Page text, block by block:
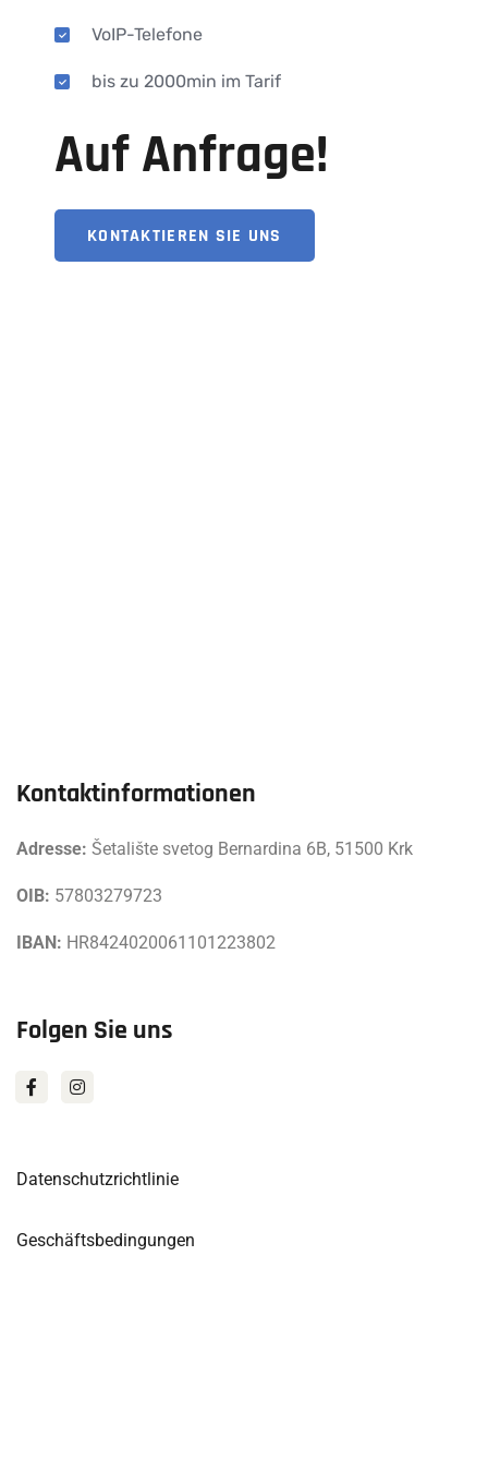
VoIP-Telefone
bis zu 2000min im Tarif
Auf Anfrage!
KONTAKTIEREN SIE UNS
Kontaktinformationen
Adresse: Šetalište svetog Bernardina 6B, 51500 Krk
OIB: 57803279723
IBAN: HR8424020061101223802
Folgen Sie uns
Datenschutzrichtlinie
Geschäftsbedingungen